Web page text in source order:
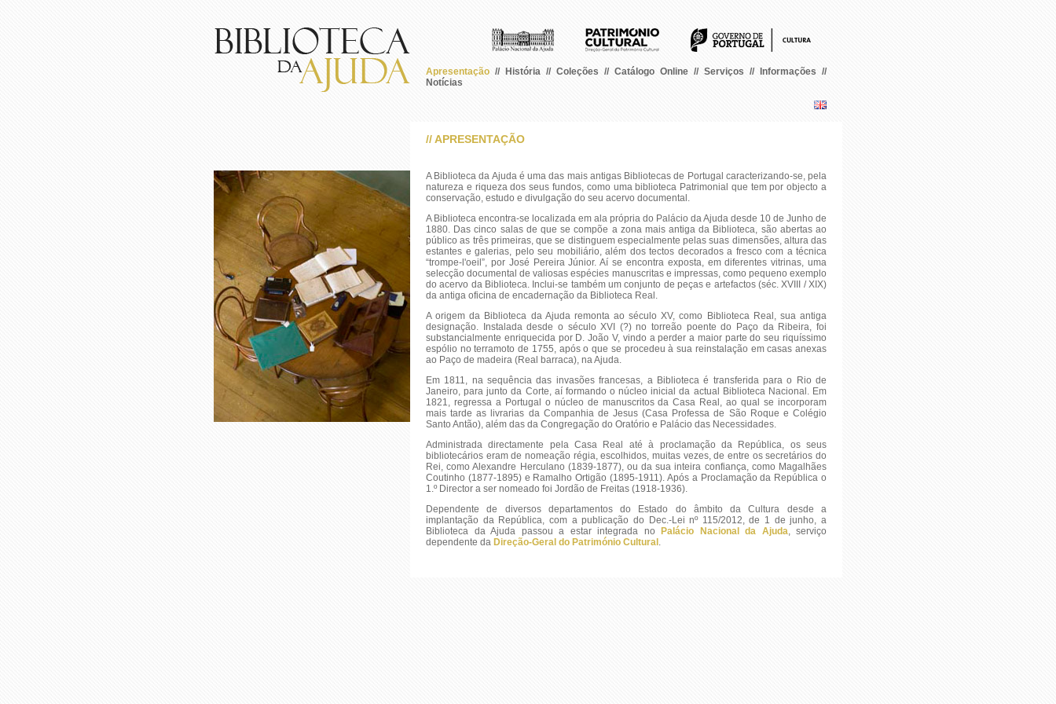
Apresentação // História // Coleções // Catálogo Online // Serviços // Informações //
Notícias
// APRESENTAÇÃO
A Biblioteca da Ajuda é uma das mais antigas Bibliotecas de Portugal caracterizando-se, pela
natureza e riqueza dos seus fundos, como uma biblioteca Patrimonial que tem por objecto a
conservação, estudo e divulgação do seu acervo documental.
A Biblioteca encontra-se localizada em ala própria do Palácio da Ajuda desde 10 de Junho de
1880. Das cinco salas de que se compõe a zona mais antiga da Biblioteca, são abertas ao
público as três primeiras, que se distinguem especialmente pelas suas dimensões, altura das
estantes e galerias, pelo seu mobiliário, além dos tectos decorados a fresco com a técnica
“trompe-l'oeil”, por José Pereira Júnior. Aí se encontra exposta, em diferentes vitrinas, uma
selecção documental de valiosas espécies manuscritas e impressas, como pequeno exemplo
do acervo da Biblioteca. Inclui-se também um conjunto de peças e artefactos (séc. XVIII / XIX)
da antiga oficina de encadernação da Biblioteca Real.
A origem da Biblioteca da Ajuda remonta ao século XV, como Biblioteca Real, sua antiga
designação. Instalada desde o século XVI (?) no torreão poente do Paço da Ribeira, foi
substancialmente enriquecida por D. João V, vindo a perder a maior parte do seu riquíssimo
espólio no terramoto de 1755, após o que se procedeu à sua reinstalação em casas anexas
ao Paço de madeira (Real barraca), na Ajuda.
Em 1811, na sequência das invasões francesas, a Biblioteca é transferida para o Rio de
Janeiro, para junto da Corte, aí formando o núcleo inicial da actual Biblioteca Nacional. Em
1821, regressa a Portugal o núcleo de manuscritos da Casa Real, ao qual se incorporam
mais tarde as livrarias da Companhia de Jesus (Casa Professa de São Roque e Colégio
Santo Antão), além das da Congregação do Oratório e Palácio das Necessidades.
Administrada directamente pela Casa Real até à proclamação da República, os seus
bibliotecários eram de nomeação régia, escolhidos, muitas vezes, de entre os secretários do
Rei, como Alexandre Herculano (1839-1877), ou da sua inteira confiança, como Magalhães
Coutinho (1877-1895) e Ramalho Ortigão (1895-1911). Após a Proclamação da República o
1.º Director a ser nomeado foi Jordão de Freitas (1918-1936).
Dependente de diversos departamentos do Estado do âmbito da Cultura desde a
implantação da República, com a publicação do Dec.-Lei nº 115/2012, de 1 de junho, a
Biblioteca da Ajuda passou a estar integrada no
Palácio Nacional da Ajuda, serviço
dependente da Direção-Geral do Património Cultural .